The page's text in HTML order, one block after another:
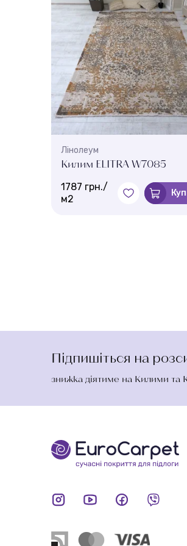
Лінолеум
Килим ELITRA W7085
1787 грн./
м2
Підпишіться на
знижка діятиме на Килими та